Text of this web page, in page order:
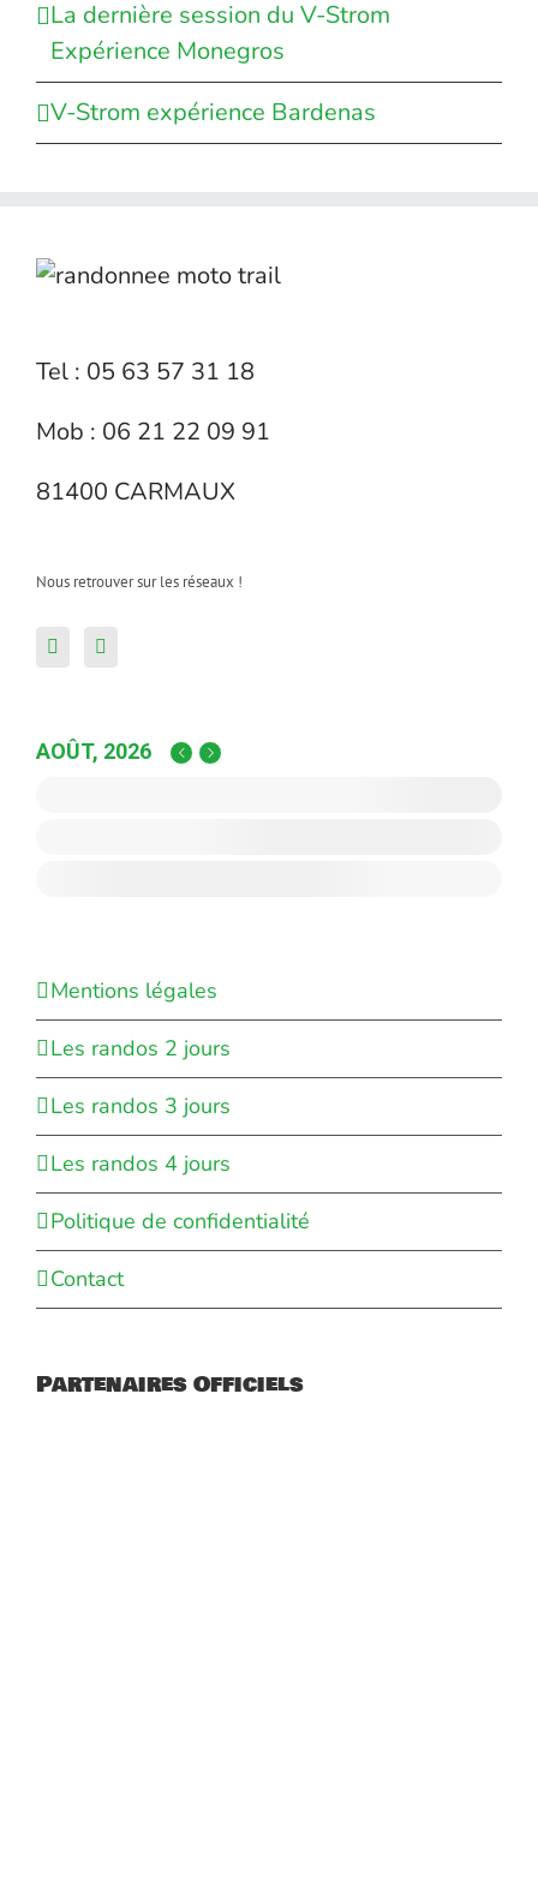
La dernière session du V-Strom
Expérience Monegros
V-Strom expérience Bardenas
Tel : 05 63 57 31 18
Mob : 06 21 22 09 91
81400 CARMAUX
Nous retrouver sur les réseaux !
AOÛT, 2026
Mentions légales
Les randos 2 jours
Les randos 3 jours
Les randos 4 jours
Politique de confidentialité
Contact
Partenaires Officiels